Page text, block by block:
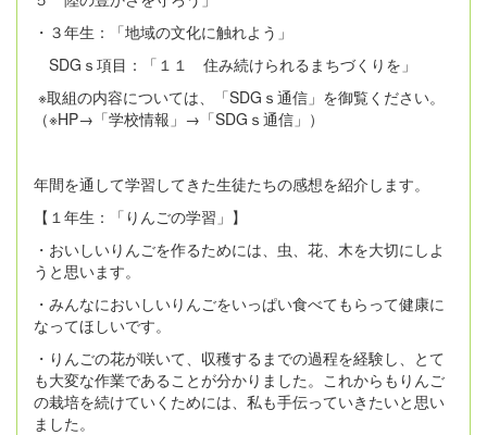
・３年生：「地域の文化に触れよう」
SDGｓ項目：「１１ 住み続けられるまちづくりを」
※取組の内容については、「SDGｓ通信」を御覧ください。
（※HP→「学校情報」→「SDGｓ通信」）
年間を通して学習してきた生徒たちの感想を紹介します。
【１年生：「りんごの学習」】
・おいしいりんごを作るためには、虫、花、木を大切にしよ
うと思います。
・みんなにおいしいりんごをいっぱい食べてもらって健康に
なってほしいです。
・りんごの花が咲いて、収穫するまでの過程を経験し、とて
も大変な作業であることが分かりました。これからもりんご
の栽培を続けていくためには、私も手伝っていきたいと思い
ました。